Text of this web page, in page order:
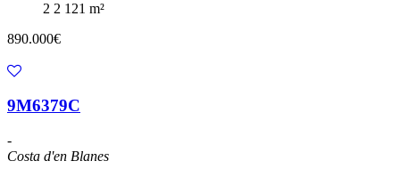
2 2 121 m²
890.000€
9M6379C
-
Costa d'en Blanes